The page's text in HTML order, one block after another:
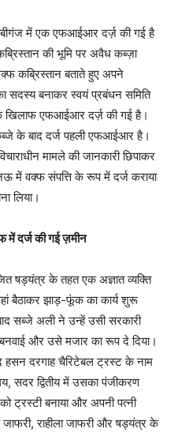
में एक एफआईआर दर्ज़ की गई है
की भूमि पर अवैध कब्ज़ा
कब्रिस्तान बताते हुए अपने
सदस्य बनाकर स्वयं प्रबंधन समिति
खिलाफ एफआईआर दर्ज़ की गई है।
के बाद दर्ज पहली एफआईआर है।
मामले की जानकारी छिपाकर
में वक्फ संपत्ति के रूप में दर्ज कराया
लिया।
में दर्ज की गई ज़मीन
षड्यंत्र के तहत एक अज्ञात व्यक्ति
बैठाकर झाड़-फूंक का कार्य शुरू
सब्जे अली ने उन्हें उसी सरकारी
और उसे मजार का रूप दे दिया।
दरगाह चैरिटेबल ट्रस्ट के नाम
सदर द्वितीय में उसका पंजीकरण
ट्रस्टी बनाया और अपनी पत्नी
राहीला जाफरी और षड्यंत्र के